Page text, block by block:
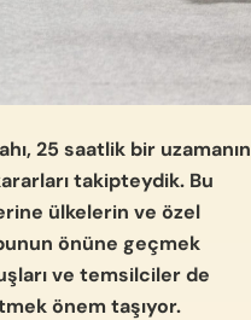
25 saatlik bir uzamanın
takipteydik. Bu
ülkelerin ve özel
önüne geçmek
ve temsilciler de
önem taşıyor.